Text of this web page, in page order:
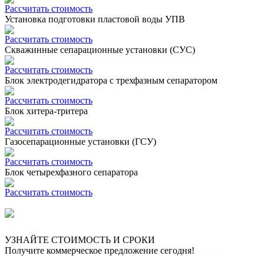
Рассчитать стоимость
Установка подготовки пластовой воды УПВ
Рассчитать стоимость
Скважинные сепарационные установки (СУС)
Рассчитать стоимость
Блок электродегидратора с трехфазным сепаратором
Рассчитать стоимость
Блок хитера-тритера
Рассчитать стоимость
Газосепарационные установки (ГСУ)
Рассчитать стоимость
Блок четырехфазного сепаратора
Рассчитать стоимость
УЗНАЙТЕ СТОИМОСТЬ И СРОКИ
Получите коммерческое предложение сегодня!